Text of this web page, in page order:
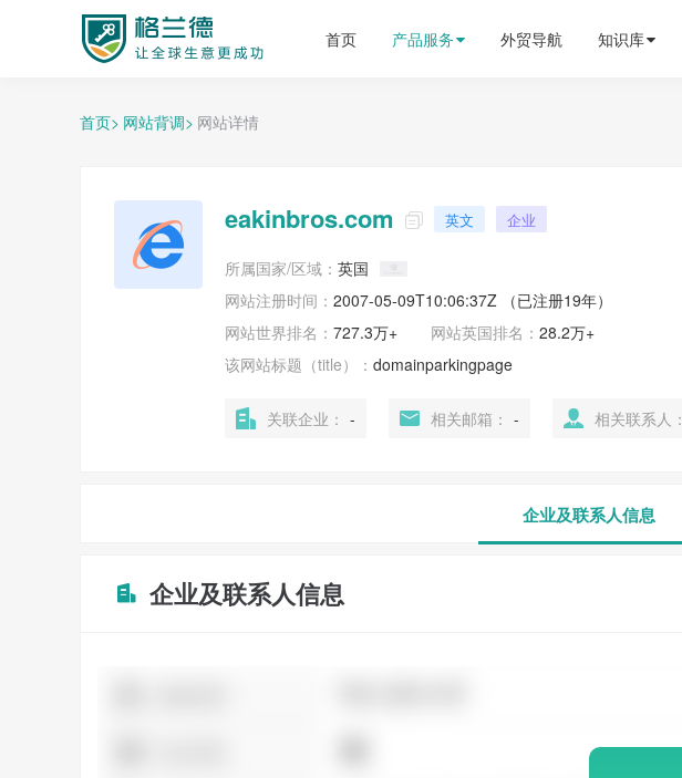
格兰德外贸获客平台 首页 产品服务 外贸导航 知识库
首页> 网站背调> 网站详情
eakinbros.com  英文 企业
所属国家/区域： 英国
网站注册时间： 2007-05-09T10:06:37Z
（已注册19年）
网站世界排名： 727.3万+ 网站英国排名： 28.2万+
该网站标题（title）： domainparkingpage
关联企业： - 相关邮箱： - 相关联系人：
企业及联系人信息
 企业及联系人信息